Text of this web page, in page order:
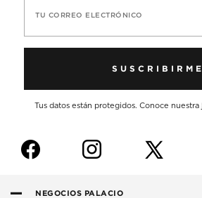
TU CORREO ELECTRÓNICO
SUSCRIBIRME
Tus datos están protegidos. Conoce nuestra
f i
NEGOCIOS PALACIO